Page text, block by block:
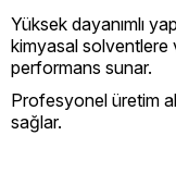
Yüksek dayanımlı
kimyasal solventlere
performans sunar.
Profesyonel üretim
sağlar.